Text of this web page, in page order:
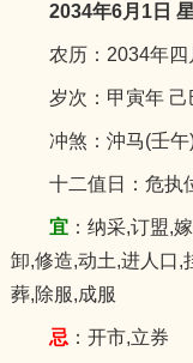
2034年6月1日
农历：2034年四
岁次：甲寅年 己
冲煞：沖马(壬午
十二值日：危执
宜：纳采,订盟,
卸,修造,动土,进人口,
葬,除服,成服
忌 ：开市,立券